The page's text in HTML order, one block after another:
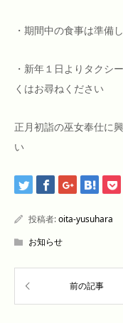
・期間中の食事は準備
・新年１日よりタク
くはお尋ねください
正月初詣の巫女奉仕に
い
投稿者:oita-yusuhara
お知らせ